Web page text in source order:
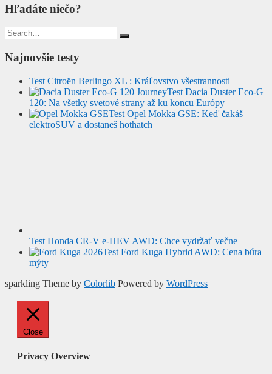
Hľadáte niečo?
Search
for:
Najnovšie testy
Test Citroën Berlingo XL : Kráľovstvo všestrannosti
Test Dacia Duster Eco-G
120: Na všetky svetové strany až ku koncu Európy
Test Opel Mokka GSE: Keď čakáš
elektroSUV a dostaneš hothatch
Test Honda CR-V e-HEV AWD: Chce vydržať večne
Test Ford Kuga Hybrid AWD: Cena búra
mýty
sparkling Theme by Colorlib Powered by WordPress
Close
Privacy Overview